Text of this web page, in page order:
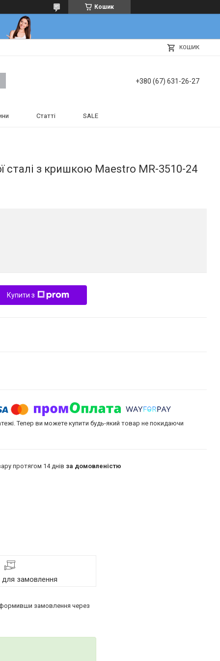
Кошик
КОШИК
+380 (67) 631-26-27
Статті SALE
сталі з кришкою Maestro MR-3510-24
Купити з
Тепер ви можете купити будь-який товар не покидаючи
протягом 14 днів за домовленістю
для замовлення
замовлення через